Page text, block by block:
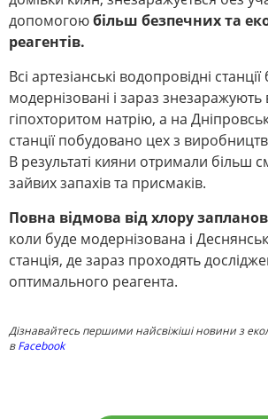
допомогоюбільш безпечних та
реагентів.
Всі артезіанські водопровідні станції
модернізовані і зараз знезаражують
гіпохторитом натрію, а на
станції побудовано цех з
В результаті кияни отримали більш
зайвих запахів та присмаків.
Повна відмова від хлору
коли буде модернізована і
станція, де зараз проходять
оптимального реагента.
Дізнавайтесь першими найсвіжіші новини з
вFacebook